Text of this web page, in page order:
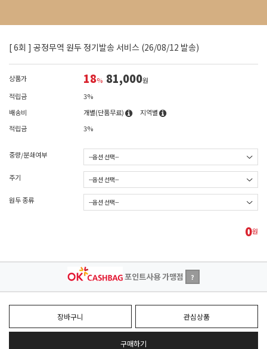
[ 6회 ] 공정무역 원두 정기발송 서비스 (26/08/12 발송)
상품가 18% 81,000원
적립금
3%
배송비
개별(단품무료)
지역별
적립금
3%
중량/분쇄여부
주기
원두 종류
0원
포인트사용 가맹점 ?
장바구니 관심상품
구매하기